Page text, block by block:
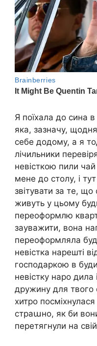
Я поїхала до сина в
яка, зазначу,
себе додому, а я
лічильники
невісткою пили
мене до столу, і
звітувати за те,
живуть у цьому
переоформлю
зауважити, вона
переоформляла
невістка нарешті
господаркою в
невістку наро дила
дружину для твого
хитро
страաно, як би
перетягнули на